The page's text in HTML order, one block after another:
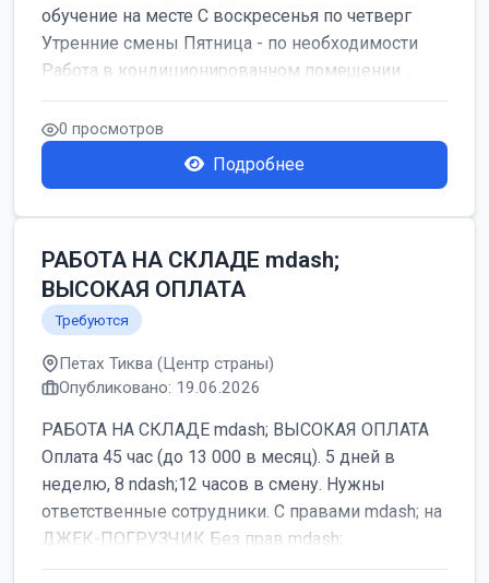
обучение на месте С воскресенья по четверг
Утренние смены Пятница - по необходимости
Работа в кондиционированном помещении ...
0 просмотров
Подробнее
РАБОТА НА СКЛАДЕ mdash;
ВЫСОКАЯ ОПЛАТА
Требуются
Петах Тиква (Центр страны)
Опубликовано: 19.06.2026
РАБОТА НА СКЛАДЕ mdash; ВЫСОКАЯ ОПЛАТА
Оплата 45 час (до 13 000 в месяц). 5 дней в
неделю, 8 ndash;12 часов в смену. Нужны
ответственные сотрудники. С правами mdash; на
ДЖЕК-ПОГРУЗЧИК Без прав mdash; ...